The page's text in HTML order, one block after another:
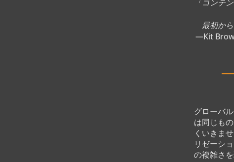
「コンテ
最初か
—Kit
グローバ
は同じも
くいきま
リゼーシ
の複雑さ